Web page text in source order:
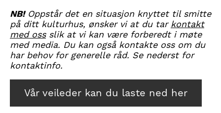
NB!Oppstår det en situasjon knyttet til smitte
på ditt kulturhus, ønsker vi at du tar kontakt
med ossslik at vi kan være forberedt i møte
med media. Du kan også kontakte oss om du
har behov for generelle råd. Se nederst for
kontaktinfo.
Vår veileder kan du laste ned her